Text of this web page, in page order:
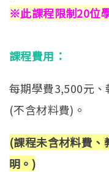
※此課程限制20位
課程費用：
每期學費3,500元
(不含材料費)。
(課程未含材料費、
明。)